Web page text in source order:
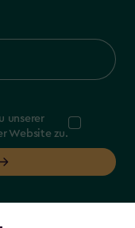
unserer
Website zu.